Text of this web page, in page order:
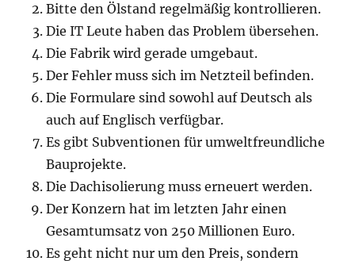
Bitte den Ölstand regelmäßig kontrollieren.
Die IT Leute haben das Problem übersehen.
Die Fabrik wird gerade umgebaut.
Der Fehler muss sich im Netzteil befinden.
Die Formulare sind sowohl auf Deutsch als
auch auf Englisch verfügbar.
Es gibt Subventionen für umweltfreundliche
Bauprojekte.
Die Dachisolierung muss erneuert werden.
Der Konzern hat im letzten Jahr einen
Gesamtumsatz von 250 Millionen Euro.
Es geht nicht nur um den Preis, sondern